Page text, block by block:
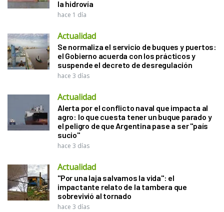
la hidrovía
hace 1 día
Actualidad
Se normaliza el servicio de buques y puertos:
el Gobierno acuerda con los prácticos y
suspende el decreto de desregulación
hace 3 días
Actualidad
Alerta por el conflicto naval que impacta al
agro: lo que cuesta tener un buque parado y
el peligro de que Argentina pase a ser "país
sucio"
hace 3 días
Actualidad
"Por una laja salvamos la vida": el
impactante relato de la tambera que
sobrevivió al tornado
hace 3 días